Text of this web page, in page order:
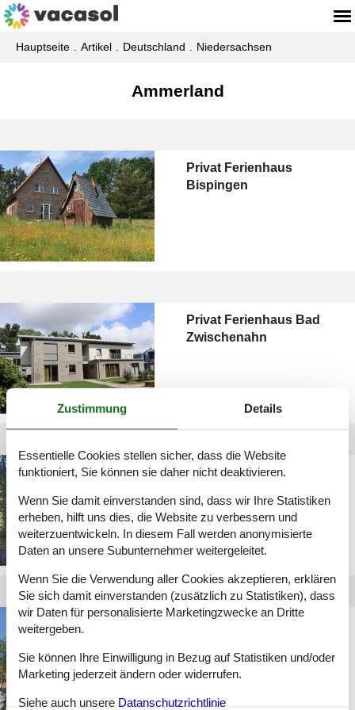
Hauptseite Artikel Deutschland Niedersachsen
Ammerland
Privat Ferienhaus
Bispingen
Privat Ferienhaus Bad
Zwischenahn
Privat Ferienhaus
Privat Ferienhaus
Zustimmung Details
Essentielle Cookies stellen sicher, dass die Website
funktioniert, Sie können sie daher nicht deaktivieren.
Wenn Sie damit einverstanden sind, dass wir Ihre Statistiken
erheben, hilft uns dies, die Website zu verbessern und
weiterzuentwickeln. In diesem Fall werden anonymisierte
Daten an unsere Subunternehmer weitergeleitet.
Wenn Sie die Verwendung aller Cookies akzeptieren, erklären
Sie sich damit einverstanden (zusätzlich zu Statistiken), dass
wir Daten für personalisierte Marketingzwecke an Dritte
weitergeben.
Sie können Ihre Einwilligung in Bezug auf Statistiken und/oder
Marketing jederzeit ändern oder widerrufen.
Siehe auch unsere Datanschutzrichtlinie